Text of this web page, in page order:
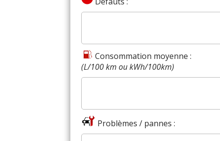
Consommation moyenne :
(L/100 km ou kWh/100km)
Problèmes / pannes :